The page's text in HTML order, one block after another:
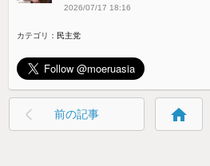
2026/07/17 18:16
カテゴリ： 民主党
前の記事 home